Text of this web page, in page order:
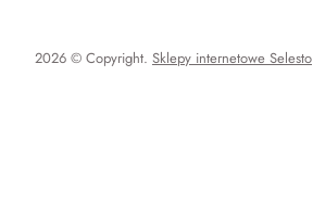
2026 © Copyright. Sklepy internetowe Selesto